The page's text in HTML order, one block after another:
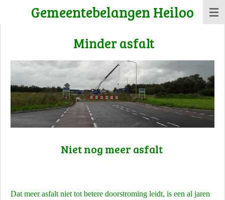
hoofdinhoud
Gemeentebelangen Heiloo
Minder asfalt
Niet nog meer asfalt
Dat meer asfalt niet tot betere doorstroming leidt, is een al jaren